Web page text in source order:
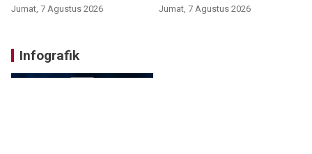
Jumat, 7 Agustus 2026 Jumat, 7 Agustus 2026
Infografik